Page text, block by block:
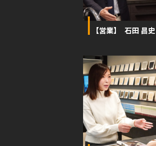
【営業】 石田 昌史